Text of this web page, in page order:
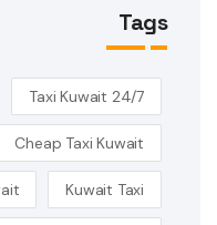
Tags
24/7 Taxi Kuwait
Cheap Taxi Kuwait
Kuwait Taxi